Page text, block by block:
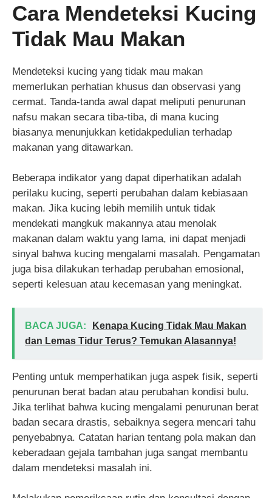
Cara Mendeteksi Kucing
Tidak Mau Makan
Mendeteksi kucing yang tidak mau makan
memerlukan perhatian khusus dan observasi yang
cermat. Tanda-tanda awal dapat meliputi penurunan
nafsu makan secara tiba-tiba, di mana kucing
biasanya menunjukkan ketidakpedulian terhadap
makanan yang ditawarkan.
Beberapa indikator yang dapat diperhatikan adalah
perilaku kucing, seperti perubahan dalam kebiasaan
makan. Jika kucing lebih memilih untuk tidak
mendekati mangkuk makannya atau menolak
makanan dalam waktu yang lama, ini dapat menjadi
sinyal bahwa kucing mengalami masalah. Pengamatan
juga bisa dilakukan terhadap perubahan emosional,
seperti kelesuan atau kecemasan yang meningkat.
BACA JUGA:
Kenapa Kucing Tidak Mau Makan
dan Lemas Tidur Terus? Temukan Alasannya!
Penting untuk memperhatikan juga aspek fisik, seperti
penurunan berat badan atau perubahan kondisi bulu.
Jika terlihat bahwa kucing mengalami penurunan berat
badan secara drastis, sebaiknya segera mencari tahu
penyebabnya. Catatan harian tentang pola makan dan
keberadaan gejala tambahan juga sangat membantu
dalam mendeteksi masalah ini.